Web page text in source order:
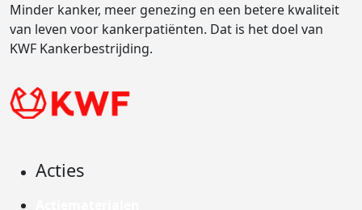
Minder kanker, meer genezing en een betere kwaliteit
van leven voor kankerpatiënten. Dat is het doel van
KWF Kankerbestrijding.
Acties